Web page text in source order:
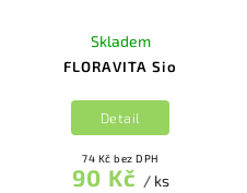
FLORAVITA Sio
Skladem
74 Kč bez DPH
90 Kč / ks
Detail